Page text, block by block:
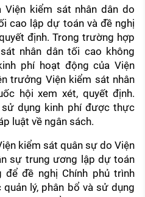
kiểm sát nhân dân do
cao lập dự toán và đề nghị
định. Trong trường hợp
nhân dân tối cao không
phí hoạt động của Viện
trưởng Viện kiểm sát nhân
hội xem xét, quyết định.
sử dụng kinh phí được thực
luật về ngân sách.
kiểm sát quân sự do Viện
sự trung ương lập dự toán
để đề nghị Chính phủ trình
lý, phân bổ và sử dụng